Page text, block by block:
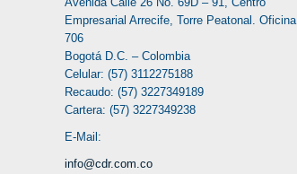
Empresarial Arrecife, Torre Peatonal. Oficina
706
Bogotá D.C. – Colombia
Celular: (57) 3112275188
Recaudo: (57) 3227349189
Cartera: (57) 3227349238
E-Mail:
info@cdr.com.co